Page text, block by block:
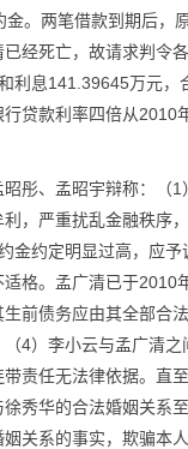
金。两笔借款到期后，
经死亡，故请求判令
利息141.39645万元，
贷款利率四倍从2010
彤、孟昭宇辩称：（1
，严重扰乱金融秩序
金约定明显过高，应
格。孟广清已于2010
前债务应由其全部合
4）李小云与孟广清
责任无法律依据。直
秀华的合法婚姻关系
姻关系的事实，欺骗本